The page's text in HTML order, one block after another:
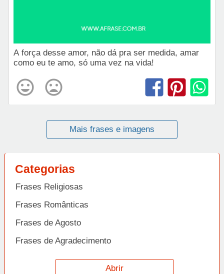
A força desse amor, não dá pra ser medida, amar
como eu te amo, só uma vez na vida!
Mais frases e imagens
Categorias
Frases Religiosas
Frases Românticas
Frases de Agosto
Frases de Agradecimento
Frases de Amizade
Abrir